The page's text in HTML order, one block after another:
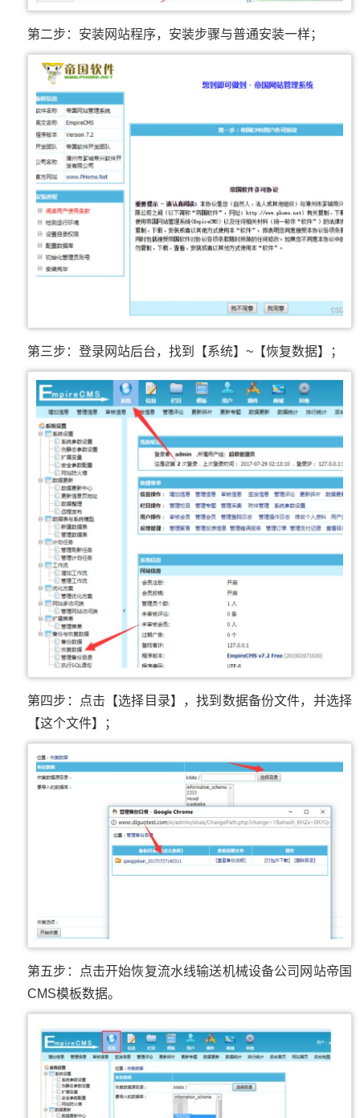
第二步：安装网站程序，安装步骤与普通安装一样；
第三步：登录网站后台，找到【系统】~【恢复数据】；
第四步：点击【选择目录】，找到数据备份文件，并选择
【这个文件】；
第五步：点击开始恢复流水线输送机械设备公司网站帝国
CMS模板数据。